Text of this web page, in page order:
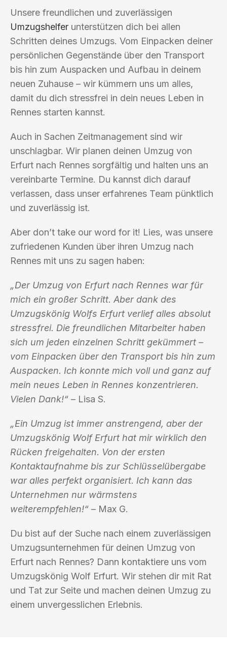
Unsere freundlichen und zuverlässigen
Umzugshelfer unterstützen dich bei allen
Schritten deines Umzugs. Vom Einpacken deiner
persönlichen Gegenstände über den Transport
bis hin zum Auspacken und Aufbau in deinem
neuen Zuhause – wir kümmern uns um alles,
damit du dich stressfrei in dein neues Leben in
Rennes starten kannst.
Auch in Sachen Zeitmanagement sind wir
unschlagbar. Wir planen deinen Umzug von
Erfurt nach Rennes sorgfältig und halten uns an
vereinbarte Termine. Du kannst dich darauf
verlassen, dass unser erfahrenes Team pünktlich
und zuverlässig ist.
Aber don’t take our word for it! Lies, was unsere
zufriedenen Kunden über ihren Umzug nach
Rennes mit uns zu sagen haben:
„Der Umzug von Erfurt nach Rennes war für
mich ein großer Schritt. Aber dank des
Umzugskönig Wolfs Erfurt verlief alles absolut
stressfrei. Die freundlichen Mitarbeiter haben
sich um jeden einzelnen Schritt gekümmert –
vom Einpacken über den Transport bis hin zum
Auspacken. Ich konnte mich voll und ganz auf
mein neues Leben in Rennes konzentrieren.
Vielen Dank!“ – Lisa S.
„Ein Umzug ist immer anstrengend, aber der
Umzugskönig Wolf Erfurt hat mir wirklich den
Rücken freigehalten. Von der ersten
Kontaktaufnahme bis zur Schlüsselübergabe
war alles perfekt organisiert. Ich kann das
Unternehmen nur wärmstens
weiterempfehlen!“ – Max G.
Du bist auf der Suche nach einem zuverlässigen
Umzugsunternehmen für deinen Umzug von
Erfurt nach Rennes? Dann kontaktiere uns vom
Umzugskönig Wolf Erfurt. Wir stehen dir mit Rat
und Tat zur Seite und machen deinen Umzug zu
einem unvergesslichen Erlebnis.